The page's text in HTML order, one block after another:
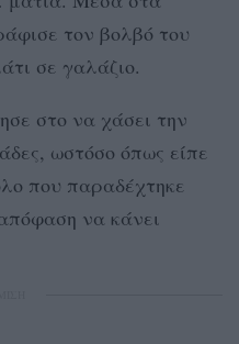
τον βολβό του
σε γαλάζιο.
στο να χάσει την
ωστόσο όπως είπε
που παραδέχτηκε
να κάνει